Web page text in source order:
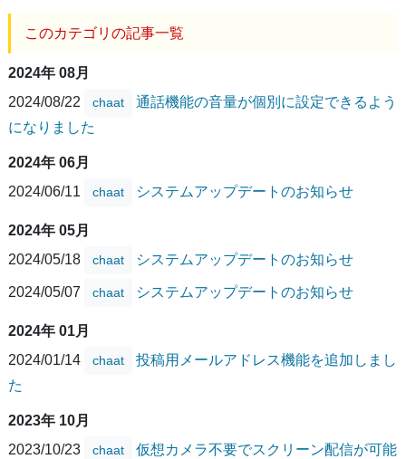
このカテゴリの記事一覧
2024年 08月
2024/08/22
chaat
通話機能の音量が個別に設定できるよう
になりました
2024年 06月
2024/06/11
chaat システムアップデートのお知らせ
2024年 05月
2024/05/18
chaat システムアップデートのお知らせ
2024/05/07 chaat システムアップデートのお知らせ
2024年 01月
2024/01/14
chaat
投稿用メールアドレス機能を追加しまし
た
2023年 10月
2023/10/23
chaat
仮想カメラ不要でスクリーン配信が可能